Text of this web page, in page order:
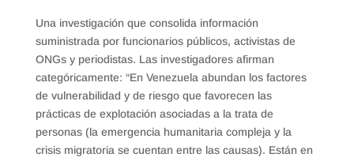
Una investigación que consolida información
suministrada por funcionarios públicos, activistas de
ONGs y periodistas. Las investigadores afirman
categóricamente: “En Venezuela abundan los factores
de vulnerabilidad y de riesgo que favorecen las
prácticas de explotación asociadas a la trata de
personas (la emergencia humanitaria compleja y la
crisis migratoria se cuentan entre las causas). Están en